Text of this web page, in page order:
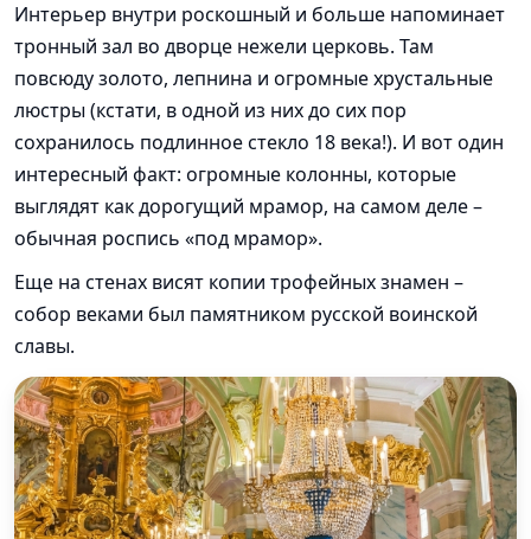
Интерьер внутри роскошный и больше напоминает
тронный зал во дворце нежели церковь. Там
повсюду золото, лепнина и огромные хрустальные
люстры (кстати, в одной из них до сих пор
сохранилось подлинное стекло 18 века!). И вот один
интересный факт: огромные колонны, которые
выглядят как дорогущий мрамор, на самом деле –
обычная роспись «под мрамор».
Еще на стенах висят копии трофейных знамен –
собор веками был памятником русской воинской
славы.